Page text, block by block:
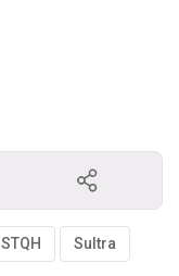
STQH Sultra